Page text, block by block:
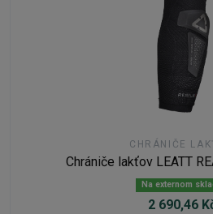
CHRÁNIČE
Chrániče lakťov LEATT
Na externom
2 690,46